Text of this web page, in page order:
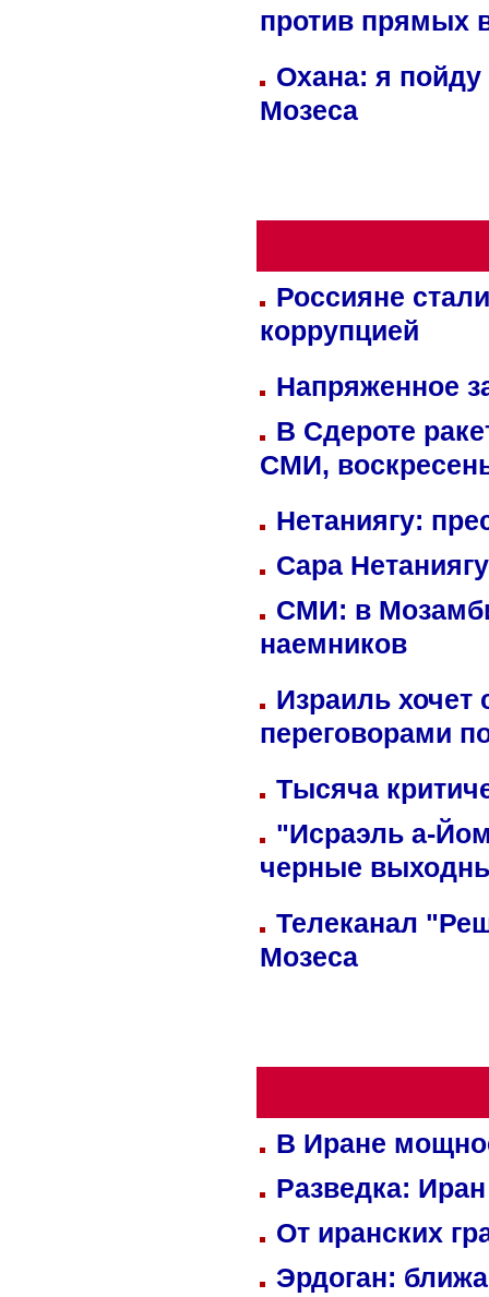
против прямых
Охана: я пойду
Мозеса
Россияне
коррупцией
Напряженное
В Сдероте
СМИ,
Нетаниягу:
Сара
СМИ: в
наемников
Израиль хочет
переговорами
Тысяча
"Исраэль а-
черные
Телеканал
Мозеса
В Иране
Разведка:
От иранских
Эрдоган: